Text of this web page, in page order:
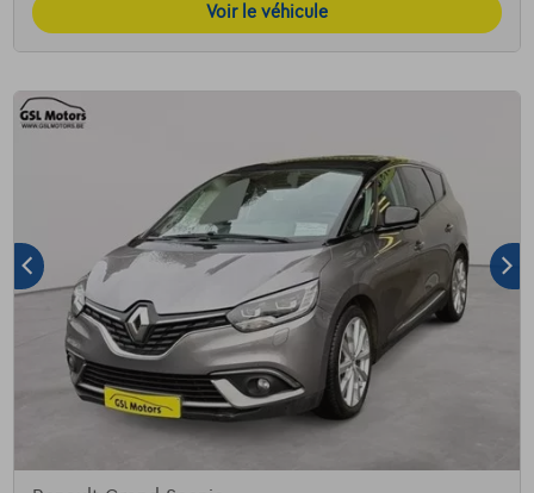
Voir le véhicule